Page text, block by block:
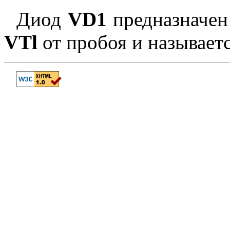
Диод VD1
VTl от пробоя и